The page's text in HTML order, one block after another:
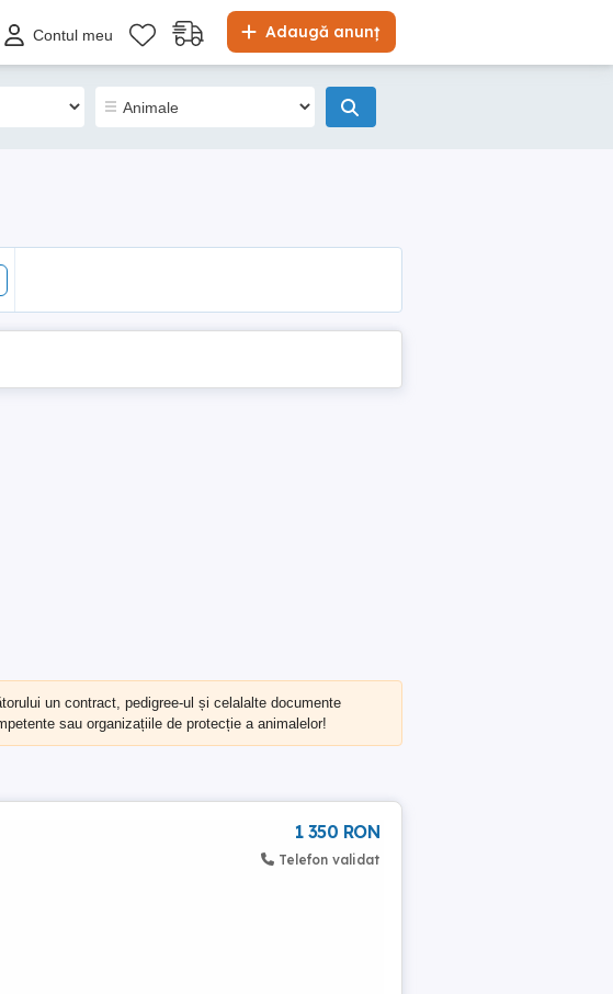
Adaugă anunț
Contul meu
un contract, pedigree-ul și celalalte documente
sau organizațiile de protecție a animalelor!
1 350 RON
Telefon validat